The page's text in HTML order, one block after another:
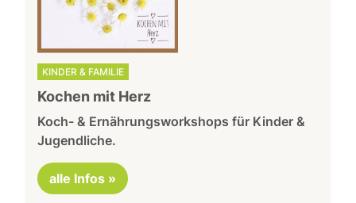
KINDER & FAMILIE
Kochen mit Herz
Koch- & Ernährungsworkshops für Kinder &
Jugendliche.
alle Infos »